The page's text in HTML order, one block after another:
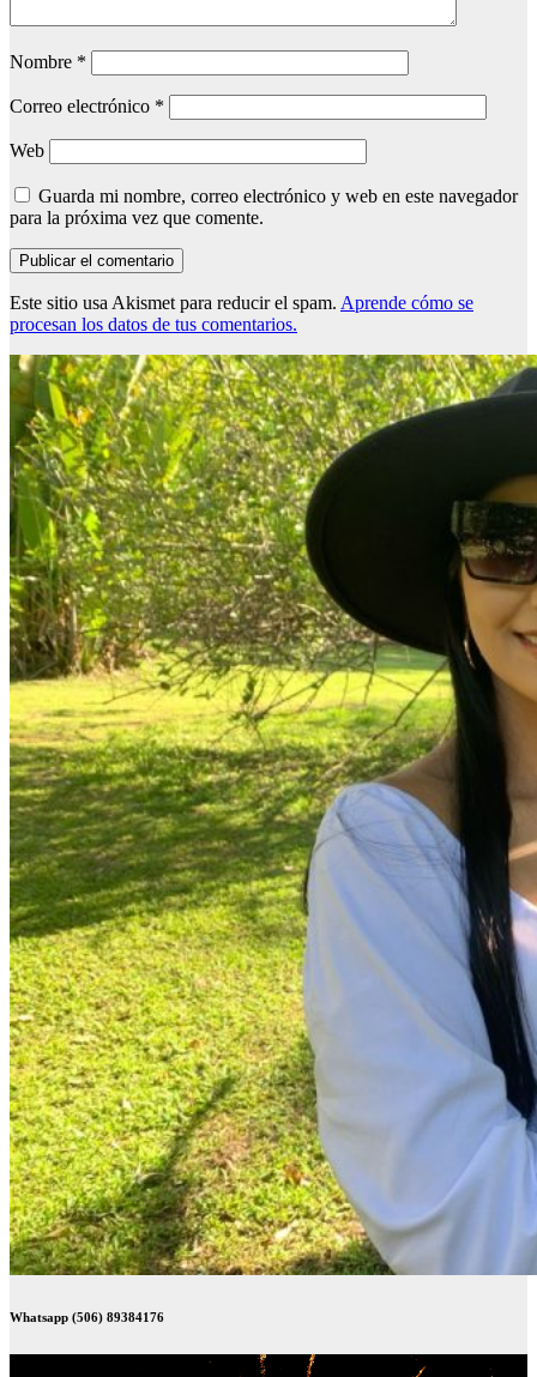
Nombre *
Correo electrónico *
Web
Guarda mi nombre, correo electrónico y web en este navegador
para la próxima vez que comente.
Este sitio usa Akismet para reducir el spam. Aprende cómo se
procesan los datos de tus comentarios.
Whatsapp (506) 89384176